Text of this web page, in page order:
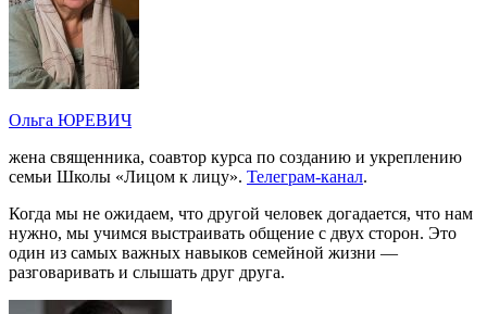
Ольга ЮРЕВИЧ
жена священника, соавтор курса по созданию и укреплению
семьи Школы «Лицом к лицу». Телеграм-канал.
Когда мы не ожидаем, что другой человек догадается, что нам
нужно, мы учимся выстраивать общение с двух сторон. Это
один из самых важных навыков семейной жизни —
разговаривать и слышать друг друга.